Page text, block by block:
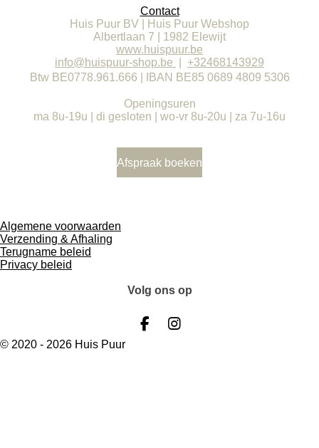
Contact
Huis Puur BV | Huis Puur Webshop
Albertlaan 7 | 1982 Elewijt
www.huispuur.be
info@huispuur-shop.be
+32468143929
Btw BE0778.961.666 | IBAN BE85 0689 4809 5306
Openingsuren
ma 8u-19u | di gesloten | wo-vr 8u-20u | za 7u-16u
Afspraak boeken
Algemene voorwaarden
Verzending & Afhaling
Terugname beleid
Privacy beleid
Volg ons op
F
I
© 2020 - 2026 Huis Puur